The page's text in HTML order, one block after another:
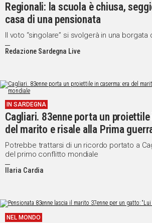
IN
ITALIA
NEL
SPORT
STORIE
VIDEO
UNISCITI
WHATSAPP
Regionali: la scuola è chiusa,
casa di una pensionata
Il voto “singolare” si svolgerà in una borgata
Redazione Sardegna Live
IN SARDEGNA
Cagliari. 83enne porta un
del marito e risale alla Prima
Potrebbe trattarsi di un ricordo portato a
del primo conflitto mondiale
Ilaria Cardia
NEL MONDO